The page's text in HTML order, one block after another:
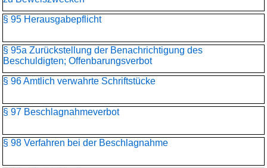
§ 95 Herausgabepflicht
§ 95a Zurückstellung der Benachrichtigung des
Beschuldigten; Offenbarungsverbot
§ 96 Amtlich verwahrte Schriftstücke
§ 97 Beschlagnahmeverbot
§ 98 Verfahren bei der Beschlagnahme